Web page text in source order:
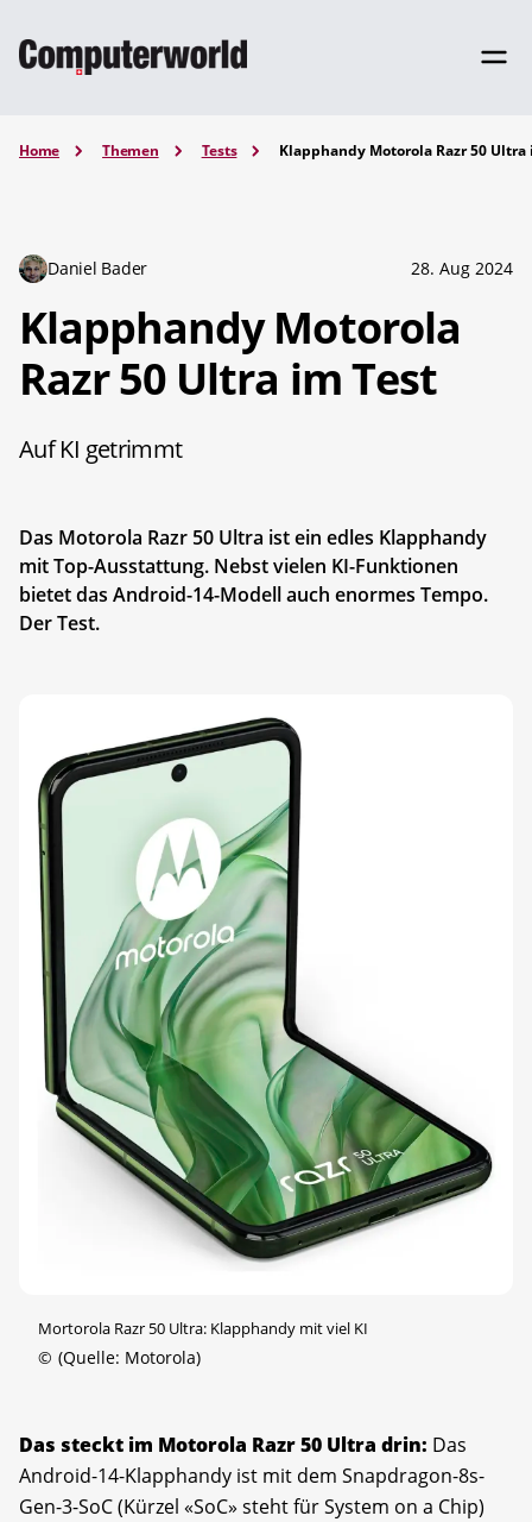
Home Themen Tests Klapphandy Motorola Razr 50 Ultra
Daniel Bader 28. Aug 2024
Klapphandy Motorola
Razr 50 Ultra im Test
Auf KI getrimmt
Das Motorola Razr 50 Ultra ist ein edles Klapphandy
mit Top-Ausstattung. Nebst vielen KI-Funktionen
bietet das Android-14-Modell auch enormes Tempo.
Der Test.
Mortorola Razr 50 Ultra: Klapphandy mit viel KI
© (Quelle: Motorola)
Das steckt im Motorola Razr 50 Ultra drin: Das
Android-14-Klapphandy ist mit dem Snapdragon-8s-
Gen-3-SoC (Kürzel «SoC» steht für System on a Chip)